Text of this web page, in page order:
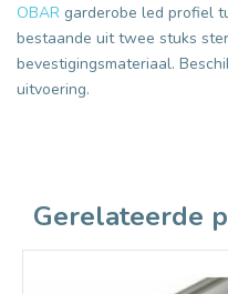
OBAR garderobe led profiel
bestaande uit twee stuks
bevestigingsmateriaal.
uitvoering.
Gerelateerde